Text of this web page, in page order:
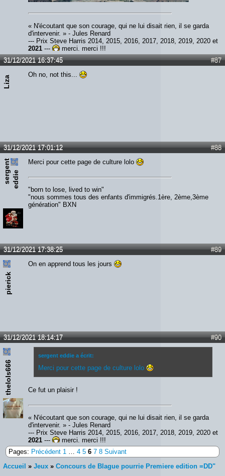
« N'écoutant que son courage, qui ne lui disait rien, il se garda
d'intervenir. » - Jules Renard
--- Prix Steve Harris 2014, 2015, 2016, 2017, 2018, 2019, 2020 et
2021 ---
merci, merci !!!
#87
31/12/2021 16:37:45
Liza
Oh no, not this...
#88
31/12/2021 17:01:12
s
e
rg
e
n
t
e
d
d
ie
Merci pour cette page de culture lolo
"born to lose, lived to win"
"nous sommes tous des enfants d'immigrés.1ère, 2ème,3ème
génération" BXN
#89
31/12/2021 17:38:25
pierick
On en apprend tous les jours
#90
31/12/2021 18:14:17
thelols666
sergent eddie a écrit:
Merci pour cette page de culture lolo
Ce fut un plaisir !
« N'écoutant que son courage, qui ne lui disait rien, il se garda
d'intervenir. » - Jules Renard
--- Prix Steve Harris 2014, 2015, 2016, 2017, 2018, 2019, 2020 et
2021 ---
merci, merci !!!
Pages: Précédent 1 … 4 5 6 7 8 Suivant
Accueil » Jeux » Concours de Blague pourrie Premiere edition =DD"